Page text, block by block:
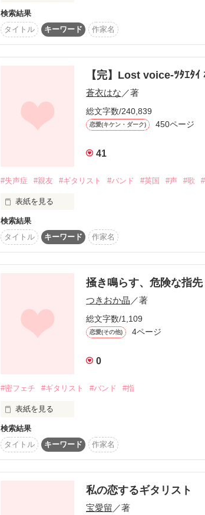
※これは㊦巻です。
初めての方は㊤巻を
special｡*ﾟthanks
紫☆様・妃美華様
作品を
超クールで、無口な彼。
だけど、ギター弾く姿は超生き生き。
今日も全力で大好きだー！！
猪突猛進、パワフルgirl
無愛想に見えて、ホントは照れ隠し
白石 拓斗 (30)
検索結果
タイトル
キーワード 作家名
【完】Lost voice‐ﾂﾀｴﾀｲ
蒼衣はな ／著
総文字数/240,839
恋愛(キケン・ダーク) 450ページ
41
#失声症 #親友 #ギタリスト #バンド #英国 #声 #歌
表紙を見る
3年前。
大切な親友と共に消えた――。
此花　柚姫（ｺﾉﾊﾅ ﾕｽﾞｷ）
×
すべてが完璧
イケメンボイスの超天才ギタリスト
桐野　暁（ｷﾘﾉ ｱｷﾗ ）
検索結果
タイトル
キーワード 作家名
掻き鳴らす、危険な指先
つきおか晶 ／著
総文字数/1,109
恋愛(その他) 4ページ
0
#密フェチ #ギタリスト #バンド #指
表紙を見る
ギターの、ネックの上を滑る指
検索結果
タイトル
キーワード 作家名
私の恋するギタリスト
宝愛留 ／著